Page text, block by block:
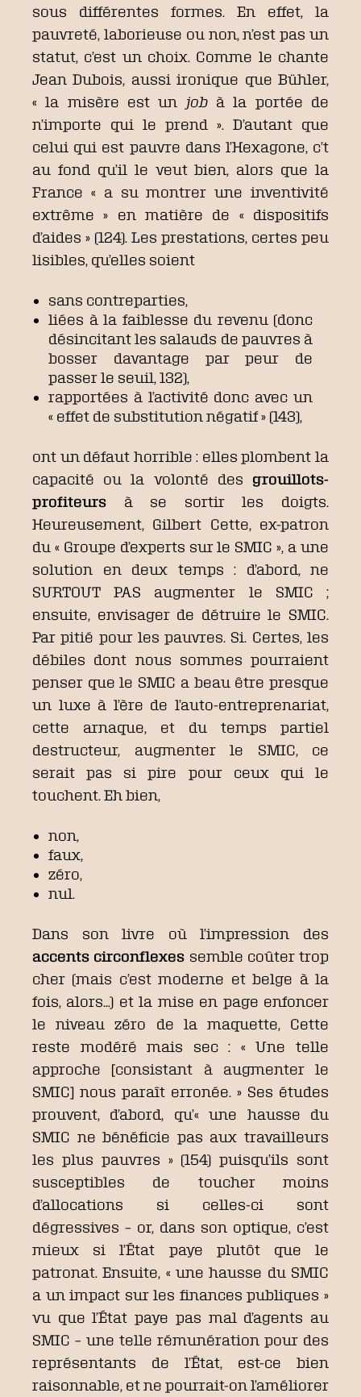
sous différentes formes. En effet, la
pauvreté, laborieuse ou non, n’est pas un
statut, c’est un choix. Comme le chante
Jean Dubois, aussi ironique que Bühler,
« la misère est un jobà la portée de
n’importe qui le prend ». D’autant que
celui qui est pauvre dans l’Hexagone, c’t
au fond qu’il le veut bien, alors que la
France « a su montrer une inventivité
extrême » en matière de « dispositifs
d’aides » (124). Les prestations, certes peu
lisibles, qu’elles soient
sans contreparties,
liées à la faiblesse du revenu (donc
désincitant les salauds de pauvres à
bosser davantage par peur de
passer le seuil, 132),
rapportées à l’activité donc avec un
« effet de substitution négatif » (143),
ont un défaut horrible : elles plombent la
capacité ou la volonté des grouillots-
profiteurs à se sortir les doigts.
Heureusement, Gilbert Cette, ex-patron
du « Groupe d’experts sur le SMIC », a une
solution en deux temps : d’abord, ne
SURTOUT PAS augmenter le SMIC ;
ensuite, envisager de détruire le SMIC.
Par pitié pour les pauvres. Si. Certes, les
débiles dont nous sommes pourraient
penser que le SMIC a beau être presque
un luxe à l’ère de l’auto-entreprenariat,
cette arnaque, et du temps partiel
destructeur, augmenter le SMIC, ce
serait pas si pire pour ceux qui le
touchent. Eh bien,
non,
faux,
zéro,
nul.
Dans son livre où l’impression des
accents circonflexes semble coûter trop
cher (mais c’est moderne et belge à la
fois, alors…) et la mise en page enfoncer
le niveau zéro de la maquette, Cette
reste modéré mais sec : « Une telle
approche [consistant à augmenter le
SMIC] nous paraît erronée. » Ses études
prouvent, d’abord, qu’« une hausse du
SMIC ne bénéficie pas aux travailleurs
les plus pauvres » (154) puisqu’ils sont
susceptibles de toucher moins
d’allocations si celles-ci sont
dégressives – or, dans son optique, c’est
mieux si l’État paye plutôt que le
patronat. Ensuite, « une hausse du SMIC
a un impact sur les finances publiques »
vu que l’État paye pas mal d’agents au
SMIC – une telle rémunération pour des
représentants de l’État, est-ce bien
raisonnable, et ne pourrait-on l’améliorer